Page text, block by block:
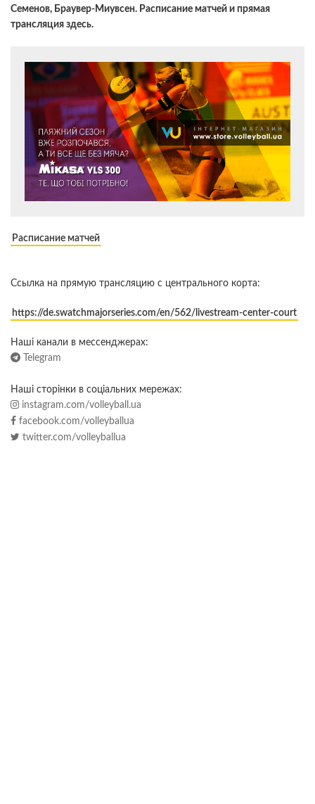
Семенов, Браувер-Миувсен. Расписание матчей и прямая
трансляция здесь.
Расписание матчей
Ссылка на прямую трансляцию с центрального корта:
https://de.swatchmajorseries.com/en/562/livestream-center-court
Наші канали в мессенджерах:
Telegram
Наші сторінки в соціальних мережах:
instagram.com/volleyball.ua
facebook.com/volleyballua
twitter.com/volleyballua